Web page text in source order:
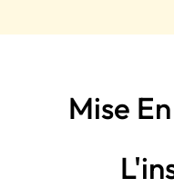
Mise